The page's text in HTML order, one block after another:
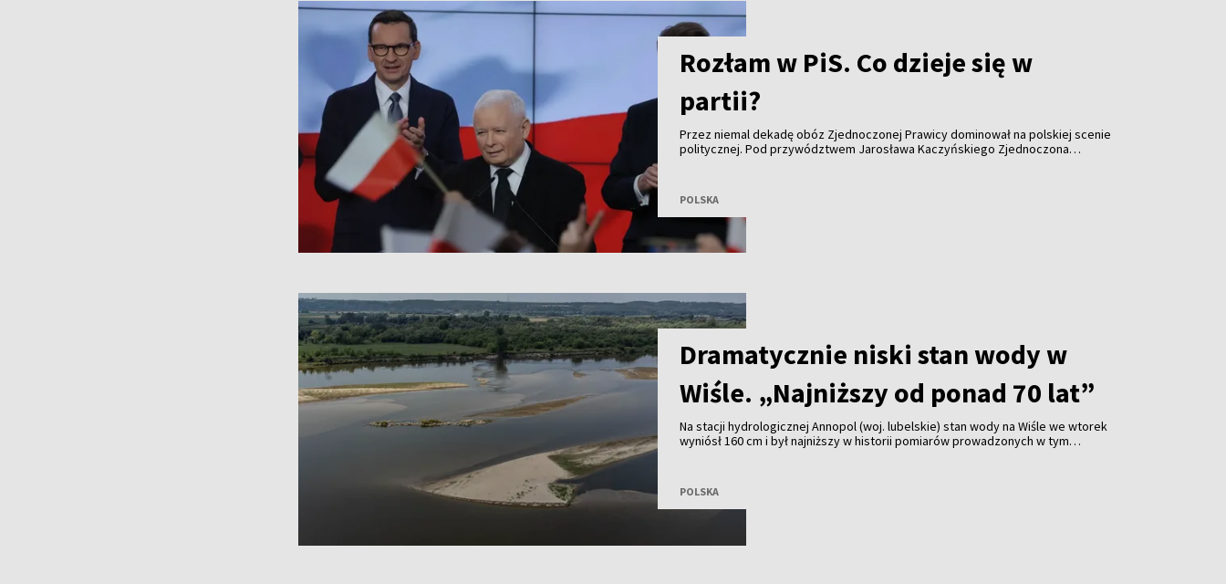
Rozłam w PiS. Co dzieje się w
partii?
Przez niemal dekadę obóz Zjednoczonej Prawicy dominował na polskiej scenie
politycznej. Pod przywództwem Jarosława Kaczyńskiego Zjednoczona
polskiej prawicy, kto z kim walczy i co znaczy klub parlamentarny Rozwój Plus?
POLSKA
Dramatycznie niski stan wody w
Wiśle. „Najniższy od ponad 70 lat”
Na stacji hydrologicznej Annopol (woj. lubelskie) stan wody na Wiśle we wtorek
wyniósł 160 cm i był najniższy w historii pomiarów prowadzonych w tym
POLSKA